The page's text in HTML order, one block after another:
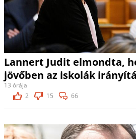
Lannert Judit elmondta,
jövőben az iskolák
13 órája
2
15 66